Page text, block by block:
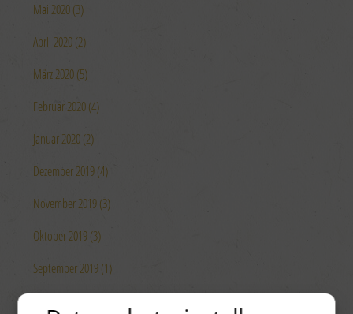
Mai 2020 (3)
April 2020 (2)
März 2020 (5)
Februar 2020 (4)
Januar 2020 (2)
Dezember 2019 (4)
November 2019 (3)
Oktober 2019 (3)
September 2019 (1)